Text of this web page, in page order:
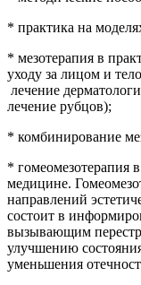
* практика на
* мезотерапия в
уходу за лицом и
лечение
лечение рубцов);
* комбинирование
* гомеомезотерапия
медицине.
направлений
состоит в
вызывающим
улучшению
уменьшения